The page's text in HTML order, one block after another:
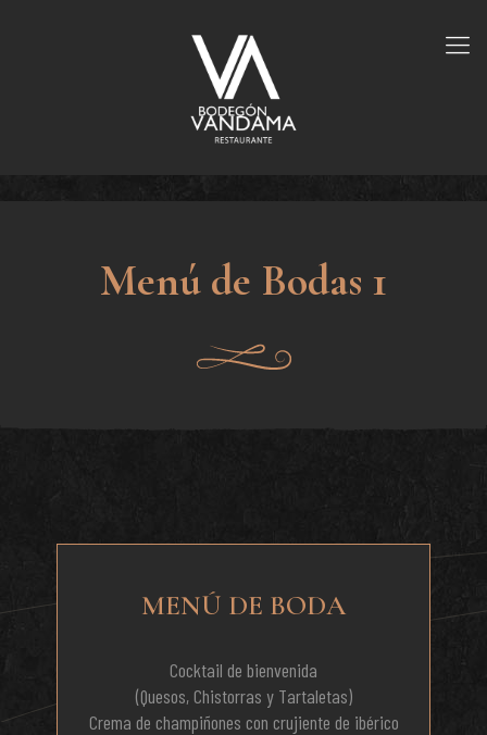
Menú de Bodas 1
MENÚ DE BODA
Cocktail de bienvenida
(Quesos, Chistorras y Tartaletas)
Crema de champiñones con crujiente de ibérico